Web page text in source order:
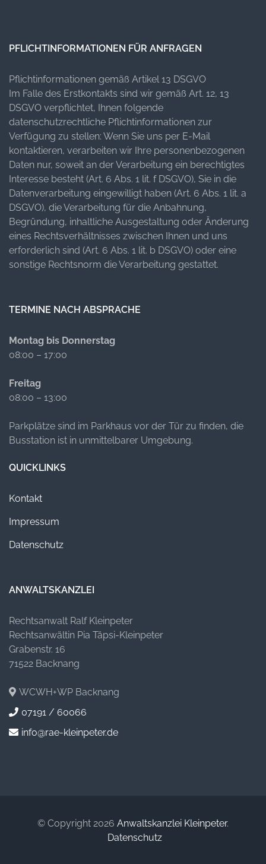
PFLICHTINFORMATIONEN FÜR ANFRAGEN
Pflichtinformationen gemäß Artikel 13 DSGVO
Im Falle des Erstkontakts sind wir gemäß Art. 12, 13
DSGVO verpflichtet, Ihnen folgende
datenschutzrechtliche Pflichtinformationen zur
Verfügung zu stellen: Wenn Sie uns per E-Mail
kontaktieren, verarbeiten wir Ihre personenbezogenen
Daten nur, soweit an der Verarbeitung ein berechtigtes
Interesse besteht (Art. 6 Abs. 1 lit. f DSGVO), Sie in die
Datenverarbeitung eingewilligt haben (Art. 6 Abs. 1 lit. a
DSGVO), die Verarbeitung für die Anbahnung,
Begründung, inhaltliche Ausgestaltung oder Änderung
eines Rechtsverhältnisses zwischen Ihnen und uns
erforderlich sind (Art. 6 Abs. 1 lit. b DSGVO) oder eine
sonstige Rechtsnorm die Verarbeitung gestattet.
TERMINE NACH ABSPRACHE
Montag bis Donnerstag
08:00 – 17:00
Freitag
08:00 – 13:00
Parkplätze sind im Parkhaus vor der Tür zu finden, die
Busstation ist in unmittelbarer Umgebung.
QUICKLINKS
Kontakt
Impressum
Datenschutz
ANWALTSKANZLEI
Rechtsanwalt Ralf Kleinpeter
Rechtsanwältin Pia Täpsi-Kleinpeter
Grabenstr. 16
71522 Backnang
WCWH+WP Backnang
07191 / 60066
info@rae-kleinpeter.de
© Copyright 2026 Anwaltskanzlei Kleinpeter.
Datenschutz